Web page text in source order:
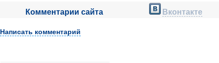
Комментарии сайта Вконтакте
Написать комментарий